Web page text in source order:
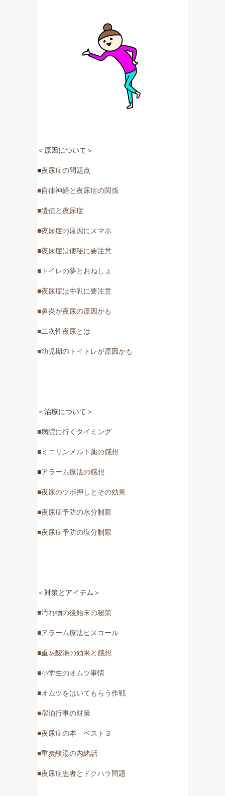
＜原因について＞
■夜尿症の問題点
■自律神経と夜尿症の関係
■遺伝と夜尿症
■夜尿症の原因にスマホ
■夜尿症は便秘に要注意
■トイレの夢とおねしょ
■夜尿症は牛乳に要注意
■鼻炎が夜尿の原因かも
■二次性夜尿とは
■幼児期のトイトレが原因かも
＜治療について＞
■病院に行くタイミング
■ミニリンメルト薬の感想
■アラーム療法の感想
■夜尿のツボ押しとその効果
■夜尿症予防の水分制限
■夜尿症予防の塩分制限
＜対策とアイテム＞
■汚れ物の後始末の秘策
■アラーム療法ピスコール
■重炭酸湯の効果と感想
■小学生のオムツ事情
■オムツをはいてもらう作戦
■宿泊行事の対策
■夜尿症の本 ベスト３
■重炭酸湯の内緒話
■夜尿症患者とドクハラ問題